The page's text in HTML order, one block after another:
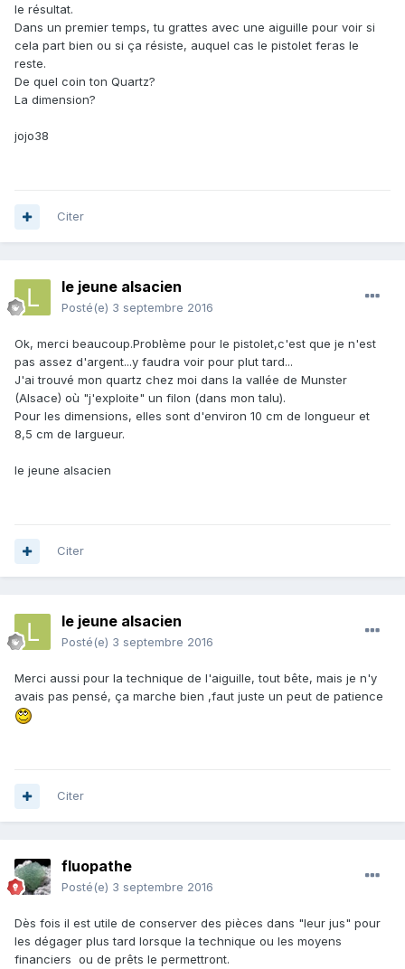
le résultat.
Dans un premier temps, tu grattes avec une aiguille pour voir si
cela part bien ou si ça résiste, auquel cas le pistolet feras le
reste.
De quel coin ton Quartz?
La dimension?
jojo38
Citer
le jeune alsacien
Posté(e) 3 septembre 2016
Ok, merci beaucoup.Problème pour le pistolet,c'est que je n'est
pas assez d'argent...y faudra voir pour plut tard...
J'ai trouvé mon quartz chez moi dans la vallée de Munster
(Alsace) où "j'exploite" un filon (dans mon talu).
Pour les dimensions, elles sont d'environ 10 cm de longueur et
8,5 cm de largueur.
le jeune alsacien
Citer
le jeune alsacien
Posté(e) 3 septembre 2016
Merci aussi pour la technique de l'aiguille, tout bête, mais je n'y
avais pas pensé, ça marche bien ,faut juste un peut de patience
Citer
fluopathe
Posté(e) 3 septembre 2016
Dès fois il est utile de conserver des pièces dans "leur jus" pour
les dégager plus tard lorsque la technique ou les moyens
financiers ou de prêts le permettront.